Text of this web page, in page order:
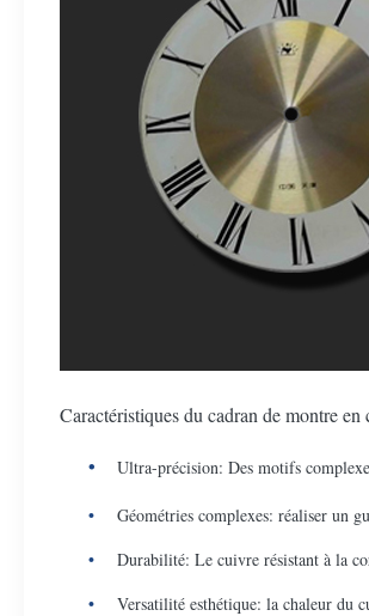
Caractéristiques du cadran de montre en
Ultra-précision: Des motifs
Géométries complexes: réaliser un
Durabilité: Le cuivre résistant à la
Versatilité esthétique: la chaleur du